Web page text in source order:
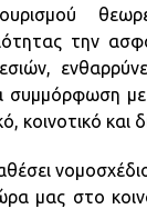
την
συμμόρφωση
κοινοτικό και
μας στο